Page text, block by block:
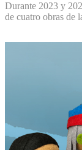
Durante 2023 y
de cuatro obras de